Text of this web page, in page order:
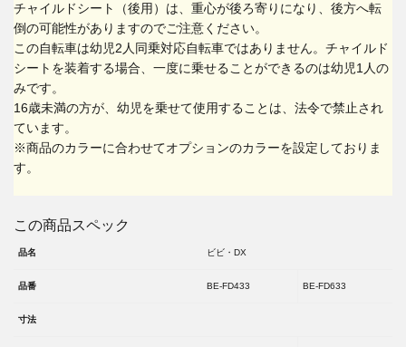
チャイルドシート（後用）は、重心が後ろ寄りになり、後方へ転
倒の可能性がありますのでご注意ください。
この自転車は幼児2人同乗対応自転車ではありません。チャイルド
シートを装着する場合、一度に乗せることができるのは幼児1人の
みです。
16歳未満の方が、幼児を乗せて使用することは、法令で禁止され
ています。
※商品のカラーに合わせてオプションのカラーを設定しておりま
す。
この商品スペック
品名 ビビ・DX
品番 BE-FD433 BE-FD633
寸法